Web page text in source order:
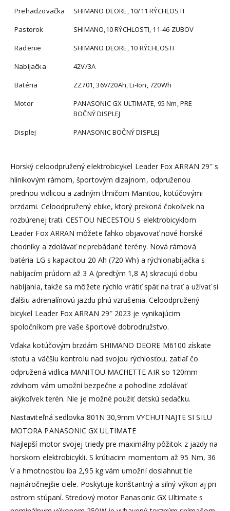
Prehadzovačka
SHIMANO DEORE, 10/11 RÝCHLOSTI
Pastorok
SHIMANO,10 RÝCHLOSTI, 11-46 ZUBOV
Radenie
SHIMANO DEORE, 10 RÝCHLOSTI
Nabíjačka
42V/3A
Batéria
ZZ701, 36V/20Ah, Li-Ion, 720Wh
Motor
PANASONIC GX ULTIMATE, 95 Nm, PRE
BOČNÝ DISPLEJ
Displej
PANASONIC BOČNÝ DISPLEJ
Horský celoodpružený elektrobicykel Leader Fox ARRAN 29″ s
hliníkovým rámom, športovým dizajnom, odpruženou
prednou vidlicou a zadným tlmičom Manitou, kotúčovými
brzdami. Celoodpružený ebike, ktorý prekoná čokoľvek na
rozbúrenej trati. CESTOU NECESTOU S elektrobicyklom
Leader Fox ARRAN môžete ľahko objavovať nové horské
chodníky a zdolávať neprebádané terény. Nová rámová
batéria LG s kapacitou 20 Ah (720 Wh) a rýchlonabíjačka s
nabíjacím prúdom až 3 A (predtým 1,8 A) skracujú dobu
nabíjania, takže sa môžete rýchlo vrátiť späť na trať a užívať si
ďalšiu adrenalínovú jazdu plnú vzrušenia. Celoodpružený
bicykel Leader Fox ARRAN 29″ 2023 je vynikajúcim
spoločníkom pre vaše športové dobrodružstvo.
Vďaka kotúčovým brzdám SHIMANO DEORE M6100 získate
istotu a väčšiu kontrolu nad svojou rýchlosťou, zatiaľ čo
odpružená vidlica MANITOU MACHETTE AIR so 120mm
zdvihom vám umožní bezpečne a pohodlne zdolávať
akýkoľvek terén. Nie je možné použiť detskú sedačku.
Nastaviteľná sedlovka 801N 30,9mm VYCHUTNAJTE SI SILU
MOTORA PANASONIC GX ULTIMATE
Najlepší motor svojej triedy pre maximálny pôžitok z jazdy na
horskom elektrobicykli. S krútiacim momentom až 95 Nm, 36
V a hmotnosťou iba 2,95 kg vám umožní dosiahnuť tie
najnáročnejšie ciele. Poskytuje konštantný a silný výkon aj pri
ostrom stúpaní. Stredový motor Panasonic GX Ultimate s